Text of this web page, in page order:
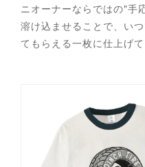
ニオーナーならではの"手
溶け込ませることで、い
てもらえる一枚に仕上げて